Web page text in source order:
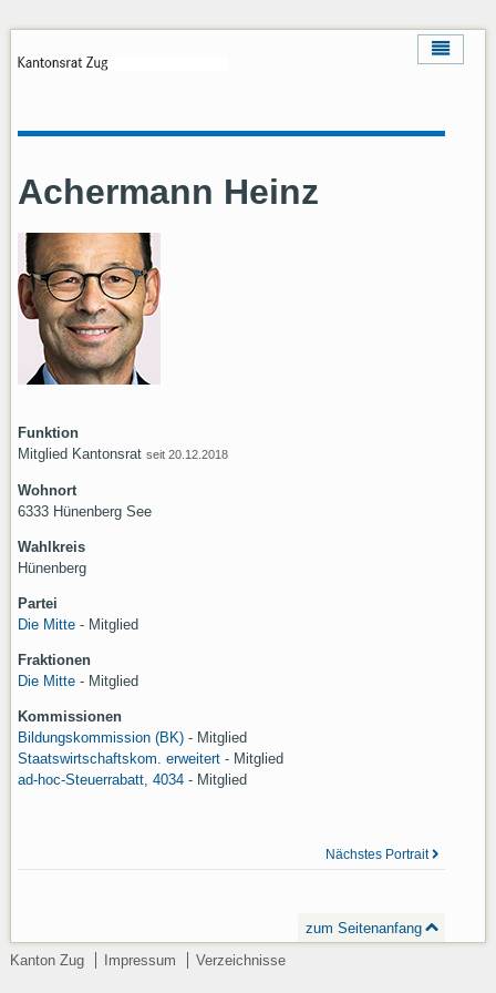
Achermann Heinz
Funktion
Mitglied Kantonsrat seit 20.12.2018
Wohnort
6333 Hünenberg See
Wahlkreis
Hünenberg
Partei
Die Mitte- Mitglied
Fraktionen
Die Mitte- Mitglied
Kommissionen
Bildungskommission (BK) - Mitglied
Staatswirtschaftskom. erweitert - Mitglied
ad-hoc-Steuerrabatt, 4034 - Mitglied
Nächstes Portrait
zum Seitenanfang
Kanton Zug
Impressum Verzeichnisse